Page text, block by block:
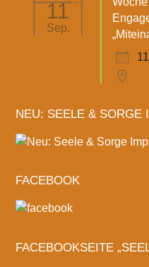
11
Sep.
NEU: SEELE & SORGE
FACEBOOK
FACEBOOKSEITE